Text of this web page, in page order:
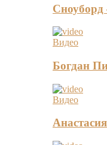
Видео
Богдан
Видео